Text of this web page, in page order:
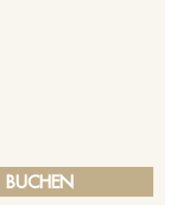
BUCHEN